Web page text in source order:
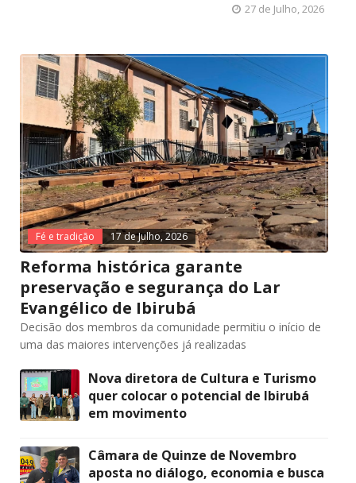
27 de Julho, 2026
Fé e tradição 17 de Julho, 2026
Reforma histórica garante
preservação e segurança do Lar
Evangélico de Ibirubá
Decisão dos membros da comunidade permitiu o início de
uma das maiores intervenções já realizadas
Nova diretora de Cultura e Turismo
quer colocar o potencial de Ibirubá
em movimento
Câmara de Quinze de Novembro
aposta no diálogo, economia e busca